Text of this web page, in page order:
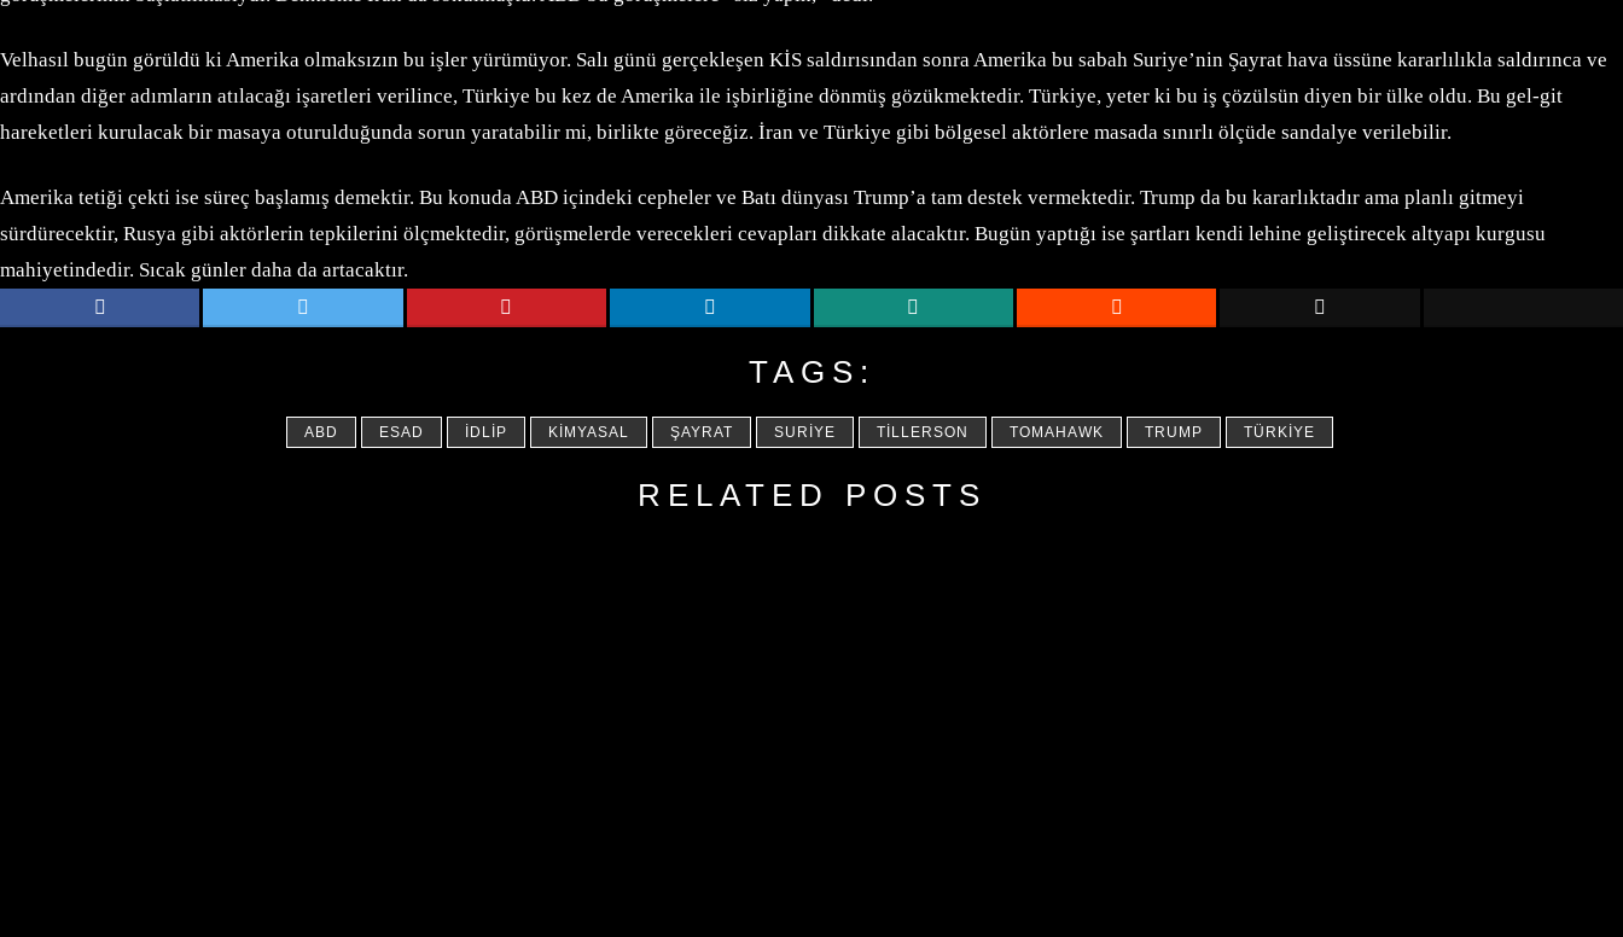
Velhasıl bugün görüldü ki Amerika olmaksızın bu işler yürümüyor. Salı günü gerçekleşen KİS saldırısından sonra Amerika bu sabah Suriye’nin Şayrat hava üssüne kararlılıkla saldırınca ve
ardından diğer adımların atılacağı işaretleri verilince, Türkiye bu kez de Amerika ile işbirliğine dönmüş gözükmektedir. Türkiye, yeter ki bu iş çözülsün diyen bir ülke oldu. Bu gel-git
hareketleri kurulacak bir masaya oturulduğunda sorun yaratabilir mi, birlikte göreceğiz. İran ve Türkiye gibi bölgesel aktörlere masada sınırlı ölçüde sandalye verilebilir.
Amerika tetiği çekti ise süreç başlamış demektir. Bu konuda ABD içindeki cepheler ve Batı dünyası Trump’a tam destek vermektedir. Trump da bu kararlıktadır ama planlı gitmeyi
sürdürecektir, Rusya gibi aktörlerin tepkilerini ölçmektedir, görüşmelerde verecekleri cevapları dikkate alacaktır. Bugün yaptığı ise şartları kendi lehine geliştirecek altyapı kurgusu
mahiyetindedir. Sıcak günler daha da artacaktır.
TAGS:
ABD ESAD İDLIP KIMYASAL ŞAYRAT SURIYE TILLERSON TOMAHAWK TRUMP TÜRKIYE
RELATED POSTS